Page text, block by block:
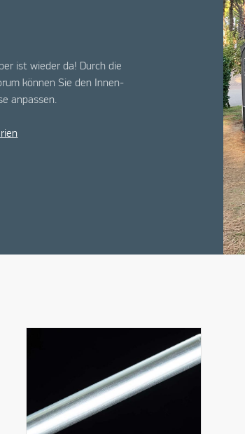
ist wieder da! Durch die
können Sie den Innen-
anpassen.